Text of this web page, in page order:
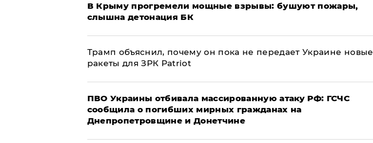
В Крыму прогремели мощные взрывы: бушуют пожары,
слышна детонация БК
Трамп объяснил, почему он пока не передает Украине новые
ракеты для ЗРК Patriot
ПВО Украины отбивала массированную атаку РФ: ГСЧС
сообщила о погибших мирных гражданах на
Днепропетровщине и Донетчине